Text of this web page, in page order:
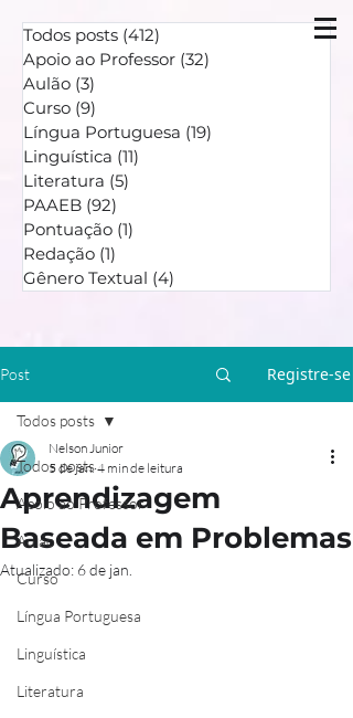
Todos posts (412)
Apoio ao Professor (32)
Aulão (3)
Curso (9)
Língua Portuguesa (19)
Linguística (11)
Literatura (5)
PAAEB (92)
Pontuação (1)
Redação (1)
Gênero Textual (4)
Post Registre-se
Todos posts
Apoio ao Professor
Aulão
Curso
Língua Portuguesa
Linguística
Literatura
Todos posts
Aprendizagem
Baseada em Problemas
Nelson Junior
5 de jan. 4 min de leitura
Atualizado: 6 de jan.